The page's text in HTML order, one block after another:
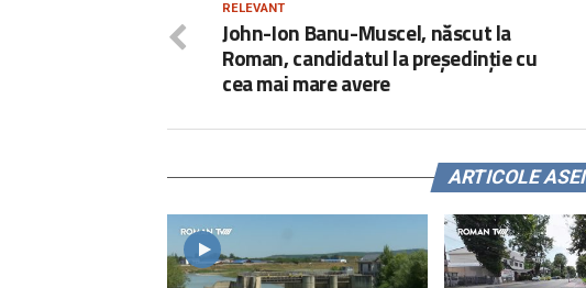
RELEVANT
John-Ion Banu-Muscel, născut la
Roman, candidatul la președinție cu
cea mai mare avere
ARTICOLE